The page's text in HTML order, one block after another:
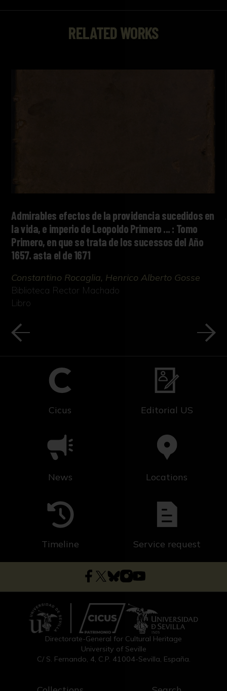
RELATED WORKS
Admirables efectos de la providencia sucedidos en
la vida, e imperio de Leopoldo Primero ... : Tomo
Primero, en que se trata de los sucessos del Año
1657. asta el de 1671
Constantino Rocaglia, Henrico Alberto Gosse
Biblioteca Rector Machado
Libro
Cicus Editorial US
News Locations
Timeline Service request
Directorate-General for Cultural Heritage
University of Seville
C/ S. Fernando, 4, C.P. 41004-Sevilla, España.